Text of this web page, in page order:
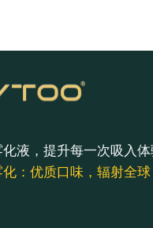
液，提升每一次吸入体
：优质口味，辐射全球